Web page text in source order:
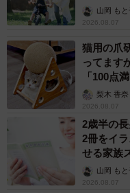
へんが…
山岡 もと
2026.08.07
猫用の爪
ってます
「100点
梨木 香奈
2026.08.07
2歳半の
2冊をイ
せる家族
山岡 もと
2026.08.07